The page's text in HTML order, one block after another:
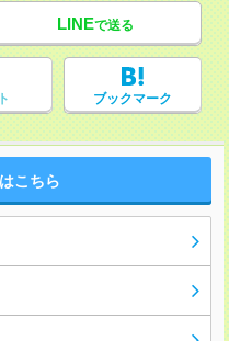
LINEで送る
ブックマーク
こちら